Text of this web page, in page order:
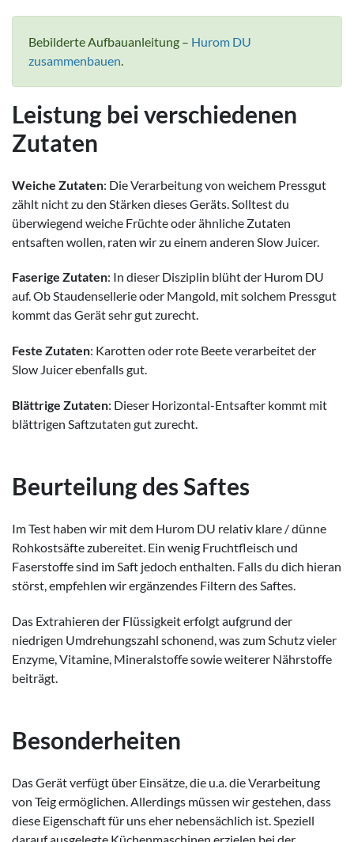
Bebilderte Aufbauanleitung – Hurom DU
zusammenbauen
Leistung bei verschiedenen
Zutaten
Weiche Zutaten: Die Verarbeitung von weichem Pressgut
zählt nicht zu den Stärken dieses Geräts. Solltest du
überwiegend weiche Früchte oder ähnliche Zutaten
entsaften wollen, raten wir zu einem anderen Slow Juicer.
Faserige Zutaten: In dieser Disziplin blüht der Hurom DU
auf. Ob Staudensellerie oder Mangold, mit solchem Pressgut
kommt das Gerät sehr gut zurecht.
Feste Zutaten: Karotten oder rote Beete verarbeitet der
Slow Juicer ebenfalls gut.
Blättrige Zutaten: Dieser Horizontal-Entsafter kommt mit
blättrigen Saftzutaten gut zurecht.
Beurteilung des Saftes
Im Test haben wir mit dem Hurom DU relativ klare / dünne
Rohkostsäfte zubereitet. Ein wenig Fruchtfleisch und
Faserstoffe sind im Saft jedoch enthalten. Falls du dich hieran
störst, empfehlen wir ergänzendes Filtern des Saftes.
Das Extrahieren der Flüssigkeit erfolgt aufgrund der
niedrigen Umdrehungszahl schonend, was zum Schutz vieler
Enzyme, Vitamine, Mineralstoffe sowie weiterer Nährstoffe
beiträgt.
Besonderheiten
Das Gerät verfügt über Einsätze, die u.a. die Verarbeitung
von Teig ermöglichen. Allerdings müssen wir gestehen, dass
diese Eigenschaft für uns eher nebensächlich ist. Speziell